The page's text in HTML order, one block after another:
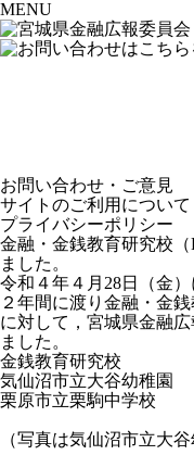
MENU
お問い合わせ・ご意見
サイトのご利用について
プライバシーポリシー
金融・金銭教育研究校
ました。
令和４年４月28日（金
２年間に渡り金融・金
に対して，宮城県金融
ました。
金銭教育研究校
気仙沼市立大谷幼稚園
栗原市立栗駒中学校
（写真は気仙沼市立大谷